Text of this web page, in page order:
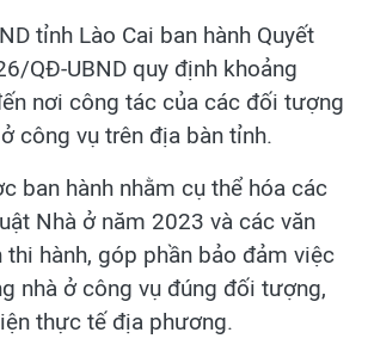
tỉnh Lào Cai ban hành Quyết
QĐ-UBND quy định khoảng
nơi công tác của các đối tượng
công vụ trên địa bàn tỉnh.
ban hành nhằm cụ thể hóa các
Nhà ở năm 2023 và các văn
thi hành, góp phần bảo đảm việc
nhà ở công vụ đúng đối tượng,
thực tế địa phương.